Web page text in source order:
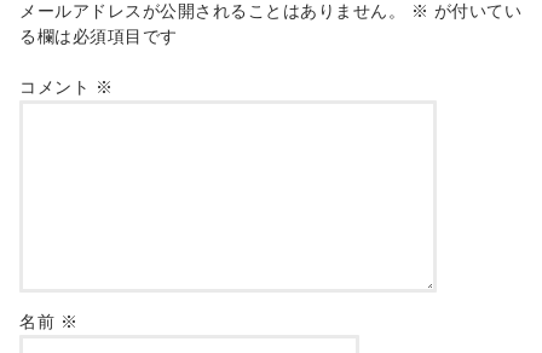
メールアドレスが公開されることはありません。 ※ が付いてい
る欄は必須項目です
コメント ※
名前 ※